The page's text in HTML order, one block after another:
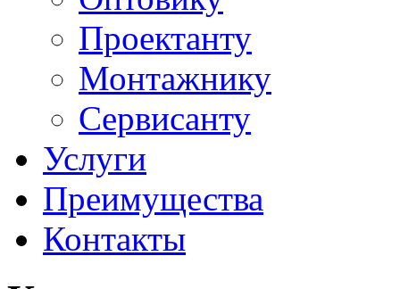
Проектанту
Монтажнику
Сервисанту
Услуги
Преимущества
Контакты